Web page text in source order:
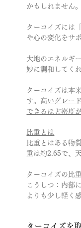
かもしれません。
ターコイズには
や心の変化をサ
大地のエネルギ
妙に調和してく
ターコイズは本
す。 高いグレー
できるほど密度
比重とは
比重とはある物
重は約2.65で、
ターコイズの比
こうしつ：内部
よりも少し軽く
ターコイズを